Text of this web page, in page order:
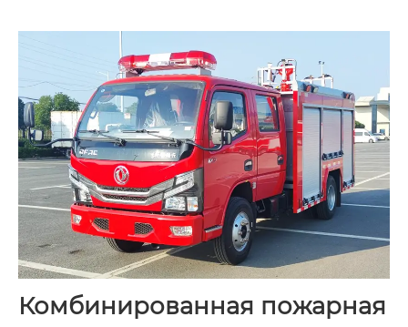
Комбинированная пожарная